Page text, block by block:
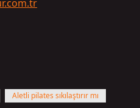
Aletli pilates sıkılaştırır mı